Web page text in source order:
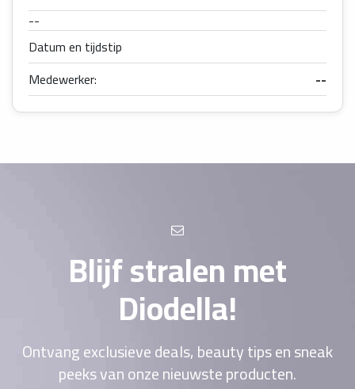
--
Datum en tijdstip
Medewerker:
--
Blijf stralen met
Diodella!
Ontvang exclusieve deals, beauty tips en sneak
peeks van onze nieuwste producten.